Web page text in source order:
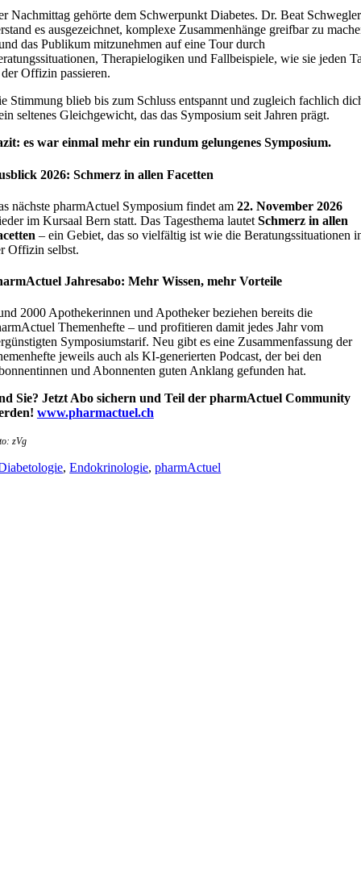
Nachmittag gehörte dem Schwerpunkt Diabetes. Dr. Beat Schwegler
es ausgezeichnet, komplexe Zusammenhänge greifbar zu
das Publikum mitzunehmen auf eine Tour durch
Therapielogiken und Fallbeispiele, wie sie jeden
Offizin passieren.
Stimmung blieb bis zum Schluss entspannt und zugleich fachlich
seltenes Gleichgewicht, das das Symposium seit Jahren prägt.
es war einmal mehr ein rundum gelungenes Symposium.
2026: Schmerz in allen Facetten
nächste pharmActuel Symposium findet am 22. November 2026
im Kursaal Bern statt. Das Tagesthema lautet Schmerz in allen
– ein Gebiet, das so vielfältig ist wie die Beratungssituationen
Offizin selbst.
Jahresabo: Mehr Wissen, mehr Vorteile
2000 Apothekerinnen und Apotheker beziehen bereits die
Themenhefte – und profitieren damit jedes Jahr vom
Symposiumstarif. Neu gibt es eine Zusammenfassung der
jeweils auch als KI-generierten Podcast, der bei den
und Abonnenten guten Anklang gefunden hat.
Sie? Jetzt Abo sichern und Teil der pharmActuel Community
www.pharmactuel.ch
zVg
,Endokrinologie,pharmActuel